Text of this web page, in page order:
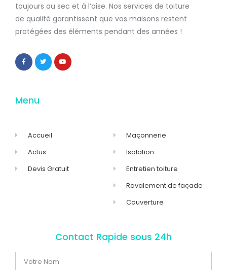
toujours au sec et à l’aise. Nos services de toiture
de qualité garantissent que vos maisons restent
protégées des éléments pendant des années !
Menu
Accueil
Actus
Devis Gratuit
Maçonnerie
Isolation
Entretien toiture
Ravalement de façade
Couverture
Contact Rapide sous 24h